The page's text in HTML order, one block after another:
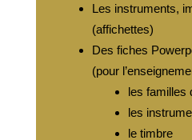
Les instruments,
(affichettes)
Des fiches
(pour
les familles
les
le timbre